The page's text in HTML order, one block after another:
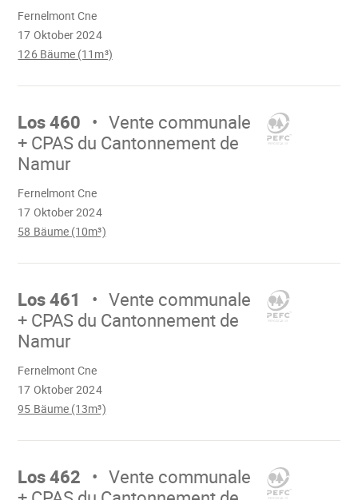
17 Oktober 2024
Fernelmont Cne
126 Bäume (11m³)
Mach
Los 460
Vente communale
+ CPAS du Cantonnement de
Namur
17 Oktober 2024
Fernelmont Cne
58 Bäume (10m³)
Mach
Los 461
Vente communale
+ CPAS du Cantonnement de
Namur
17 Oktober 2024
Fernelmont Cne
95 Bäume (13m³)
Mach
Los 462
Vente communale